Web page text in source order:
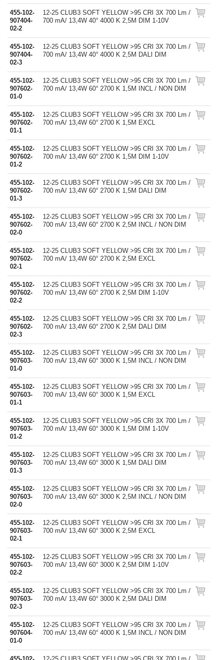
455-102-
907404-
02-2
12-25 CLUB3 SOFT YELLOW >95 CRI 3X 700 Lm /
700 mA/ 13,4W 40° 4000 K 2,5M DIM 1-10V
455-102-
907404-
02-3
12-25 CLUB3 SOFT YELLOW >95 CRI 3X 700 Lm /
700 mA/ 13,4W 40° 4000 K 2,5M DALI DIM
455-102-
907602-
01-0
12-25 CLUB3 SOFT YELLOW >95 CRI 3X 700 Lm /
700 mA/ 13,4W 60° 2700 K 1,5M INCL / NON DIM
455-102-
907602-
01-1
12-25 CLUB3 SOFT YELLOW >95 CRI 3X 700 Lm /
700 mA/ 13,4W 60° 2700 K 1,5M EXCL
455-102-
907602-
01-2
12-25 CLUB3 SOFT YELLOW >95 CRI 3X 700 Lm /
700 mA/ 13,4W 60° 2700 K 1,5M DIM 1-10V
455-102-
907602-
01-3
12-25 CLUB3 SOFT YELLOW >95 CRI 3X 700 Lm /
700 mA/ 13,4W 60° 2700 K 1,5M DALI DIM
455-102-
907602-
02-0
12-25 CLUB3 SOFT YELLOW >95 CRI 3X 700 Lm /
700 mA/ 13,4W 60° 2700 K 2,5M INCL / NON DIM
455-102-
907602-
02-1
12-25 CLUB3 SOFT YELLOW >95 CRI 3X 700 Lm /
700 mA/ 13,4W 60° 2700 K 2,5M EXCL
455-102-
907602-
02-2
12-25 CLUB3 SOFT YELLOW >95 CRI 3X 700 Lm /
700 mA/ 13,4W 60° 2700 K 2,5M DIM 1-10V
455-102-
907602-
02-3
12-25 CLUB3 SOFT YELLOW >95 CRI 3X 700 Lm /
700 mA/ 13,4W 60° 2700 K 2,5M DALI DIM
455-102-
907603-
01-0
12-25 CLUB3 SOFT YELLOW >95 CRI 3X 700 Lm /
700 mA/ 13,4W 60° 3000 K 1,5M INCL / NON DIM
455-102-
907603-
01-1
12-25 CLUB3 SOFT YELLOW >95 CRI 3X 700 Lm /
700 mA/ 13,4W 60° 3000 K 1,5M EXCL
455-102-
907603-
01-2
12-25 CLUB3 SOFT YELLOW >95 CRI 3X 700 Lm /
700 mA/ 13,4W 60° 3000 K 1,5M DIM 1-10V
455-102-
907603-
01-3
12-25 CLUB3 SOFT YELLOW >95 CRI 3X 700 Lm /
700 mA/ 13,4W 60° 3000 K 1,5M DALI DIM
455-102-
907603-
02-0
12-25 CLUB3 SOFT YELLOW >95 CRI 3X 700 Lm /
700 mA/ 13,4W 60° 3000 K 2,5M INCL / NON DIM
455-102-
907603-
02-1
12-25 CLUB3 SOFT YELLOW >95 CRI 3X 700 Lm /
700 mA/ 13,4W 60° 3000 K 2,5M EXCL
455-102-
907603-
02-2
12-25 CLUB3 SOFT YELLOW >95 CRI 3X 700 Lm /
700 mA/ 13,4W 60° 3000 K 2,5M DIM 1-10V
455-102-
907603-
02-3
12-25 CLUB3 SOFT YELLOW >95 CRI 3X 700 Lm /
700 mA/ 13,4W 60° 3000 K 2,5M DALI DIM
455-102-
907604-
01-0
12-25 CLUB3 SOFT YELLOW >95 CRI 3X 700 Lm /
700 mA/ 13,4W 60° 4000 K 1,5M INCL / NON DIM